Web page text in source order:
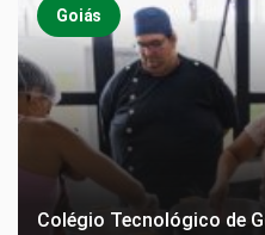
Goiás
Colégio Tecnológico de